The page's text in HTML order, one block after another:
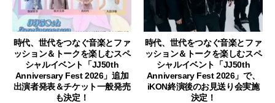
時代、世代をつなぐ音楽とファ
ッション＆トークを楽しむスペ
シャルイベント「JJ50th
Anniversary Fest 2026」追加
出演者発表＆チケット一般発売
も決定！
時代、世代をつなぐ音楽とファ
ッション＆トークを楽しむスペ
シャルイベント「JJ50th
Anniversary Fest 2026」で、
iKON終演後のお見送り会実施
決定！